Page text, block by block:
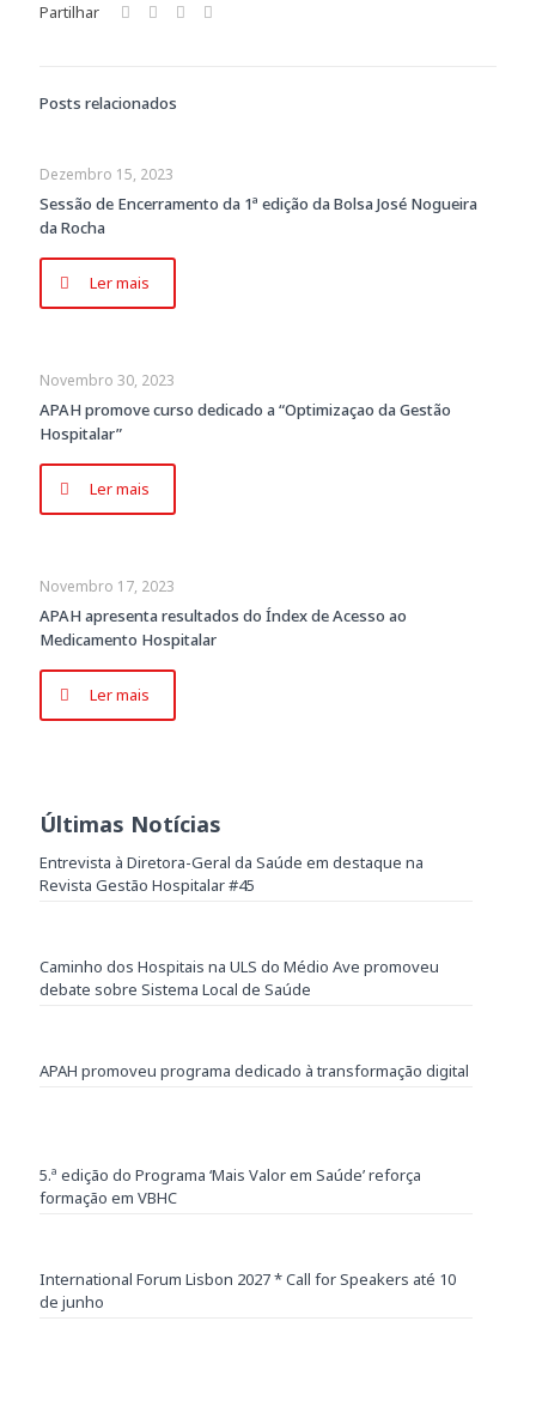
Partilhar
Posts relacionados
Dezembro 15, 2023
Sessão de Encerramento da 1ª edição da Bolsa José Nogueira
da Rocha
Ler mais
Novembro 30, 2023
APAH promove curso dedicado a “Optimizaçao da Gestão
Hospitalar”
Ler mais
Novembro 17, 2023
APAH apresenta resultados do Índex de Acesso ao
Medicamento Hospitalar
Ler mais
Últimas Notícias
Entrevista à Diretora-Geral da Saúde em destaque na
Revista Gestão Hospitalar #45
Caminho dos Hospitais na ULS do Médio Ave promoveu
debate sobre Sistema Local de Saúde
APAH promoveu programa dedicado à transformação digital
5.ª edição do Programa ‘Mais Valor em Saúde’ reforça
formação em VBHC
International Forum Lisbon 2027 * Call for Speakers até 10
de junho